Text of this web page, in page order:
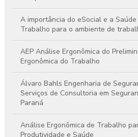
A importância do eSocial e a
Trabalho para o ambiente de
AEP Análise Ergonômica do
Ergonômica do Trabalho
Álvaro Bahls Engenharia de
Serviços de Consultoria em
Paraná
Análise Ergonômica de Trabalho
Produtividade e Saúde